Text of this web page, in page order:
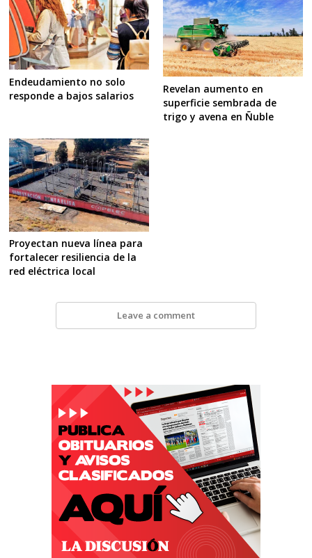
Endeudamiento no solo
responde a bajos salarios
Revelan aumento en
superficie sembrada de
trigo y avena en Ñuble
Proyectan nueva línea para
fortalecer resiliencia de la
red eléctrica local
Leave a comment